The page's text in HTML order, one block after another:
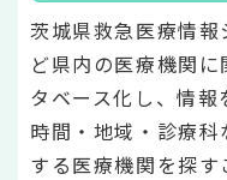
茨城県救急医療情
ど県内の医療機関
タベース化し、情報
時間・地域・診療
する医療機関を探す